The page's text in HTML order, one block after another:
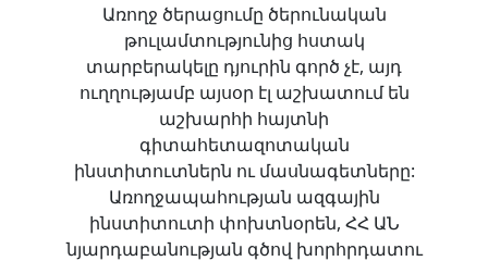
Առողջ ծերացումը ծերունական
թուլամտությունից հստակ
տարբերակելը դյուրին գործ չէ, այդ
ուղղությամբ այսօր էլ աշխատում են
աշխարհի հայտնի
գիտահետազոտական
ինստիտուտներն ու մասնագետները:
Առողջապահության ազգային
ինստիտուտի փոխտնօրեն, ՀՀ ԱՆ
նյարդաբանության գծով խորհրդատու